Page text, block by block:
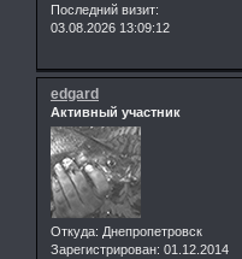
Последний визит:
03.08.2026 13:09:12
edgard
Активный участник
Откуда: Днепропетровск
Зарегистрирован: 01.12.2014